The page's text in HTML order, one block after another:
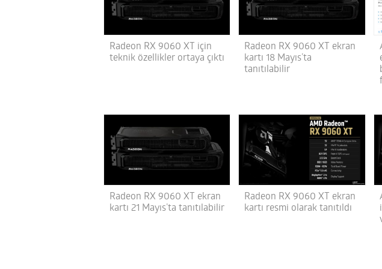
Radeon RX 9060 XT için
teknik özellikler ortaya çıktı
Radeon RX 9060 XT ekran
kartı 18 Mayıs’ta
tanıtılabilir
Radeon RX 9060 XT ekran
kartı 21 Mayıs’ta tanıtılabilir
Radeon RX 9060 XT ekran
kartı resmi olarak tanıtıldı